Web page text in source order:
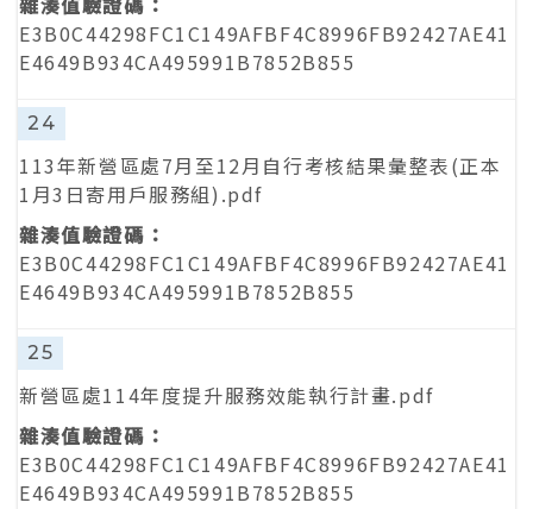
E3B0C44298FC1C149AFBF4C8996FB92427AE41
E4649B934CA495991B7852B855
24
113年新營區處7月至12月自行考核結果彙整表(正本
1月3日寄用戶服務組).pdf
E3B0C44298FC1C149AFBF4C8996FB92427AE41
E4649B934CA495991B7852B855
25
新營區處114年度提升服務效能執行計畫.pdf
E3B0C44298FC1C149AFBF4C8996FB92427AE41
E4649B934CA495991B7852B855